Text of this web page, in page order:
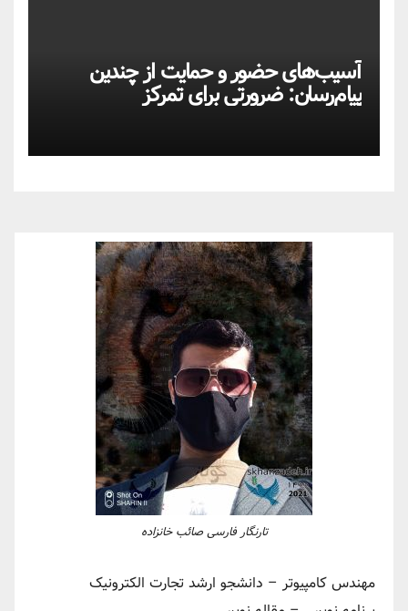
آسیب‌های حضور و حمایت از چندین
پیام‌رسان: ضرورتی برای تمرکز
تارنگار فارسی صائب خانزاده
مهندس کامپیوتر – دانشجو ارشد تجارت الکترونیک